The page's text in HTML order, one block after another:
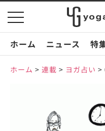
toggle
navigation
ホーム
ニュース 特
ホーム > 連載 > ヨガ占い >